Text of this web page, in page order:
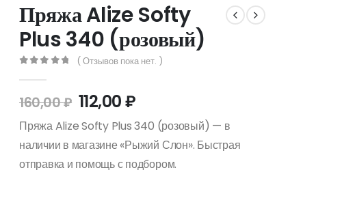
Пряжа Alize Softy
Plus 340 (розовый)
( Отзывов пока нет. )
160,00₽ 112,00₽
Пряжа Alize Softy Plus 340 (розовый) — в
наличии в магазине «Рыжий Слон». Быстрая
отправка и помощь с подбором.